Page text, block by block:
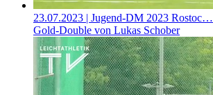
23.07.2023 | Jugend-DM 2023 Rostoc…
Gold-Double von Lukas Schober